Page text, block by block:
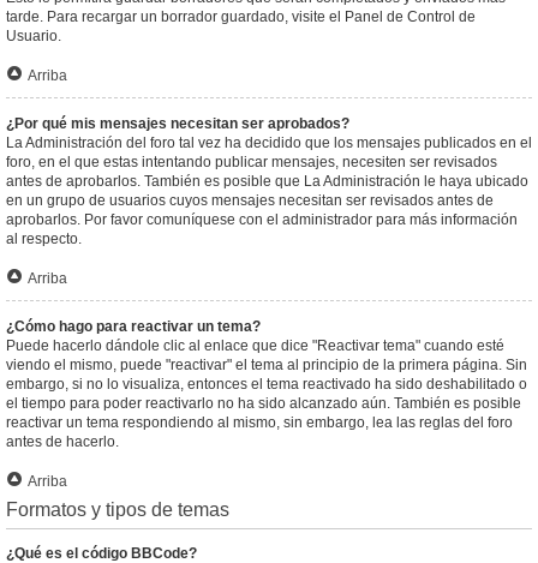
tarde. Para recargar un borrador guardado, visite el Panel de Control de
Usuario.
Arriba
¿Por qué mis mensajes necesitan ser aprobados?
La Administración del foro tal vez ha decidido que los mensajes publicados en el
foro, en el que estas intentando publicar mensajes, necesiten ser revisados
antes de aprobarlos. También es posible que La Administración le haya ubicado
en un grupo de usuarios cuyos mensajes necesitan ser revisados antes de
aprobarlos. Por favor comuníquese con el administrador para más información
al respecto.
Arriba
¿Cómo hago para reactivar un tema?
Puede hacerlo dándole clic al enlace que dice "Reactivar tema" cuando esté
viendo el mismo, puede "reactivar" el tema al principio de la primera página. Sin
embargo, si no lo visualiza, entonces el tema reactivado ha sido deshabilitado o
el tiempo para poder reactivarlo no ha sido alcanzado aún. También es posible
reactivar un tema respondiendo al mismo, sin embargo, lea las reglas del foro
antes de hacerlo.
Arriba
Formatos y tipos de temas
¿Qué es el código BBCode?